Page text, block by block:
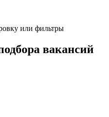
или фильтры
вакансий